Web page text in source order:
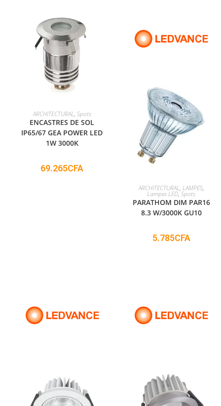
ADD TO CART
ARCHITECTURAL, Spots
ENCASTRES DE SOL
IP65/67 GEA POWER LED
1W 3000K
69.265CFA
ADD TO CART
ARCHITECTURAL, LAMPES,
Lampes LED,Spots
PARATHOM DIM PAR16
8.3 W/3000K GU10
5.785CFA